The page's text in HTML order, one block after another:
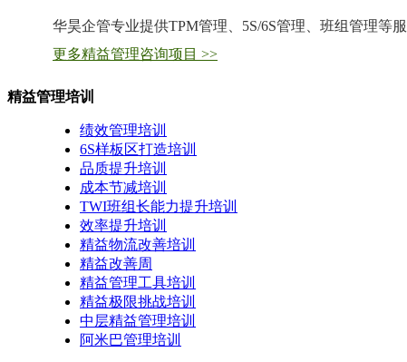
华昊企管专业提供TPM管理、5S/6S管理、班组管理等
更多精益管理咨询项目 >>
精益管理培训
绩效管理培训
6S样板区打造培训
品质提升培训
成本节减培训
TWI班组长能力提升培训
效率提升培训
精益物流改善培训
精益改善周
精益管理工具培训
精益极限挑战培训
中层精益管理培训
阿米巴管理培训